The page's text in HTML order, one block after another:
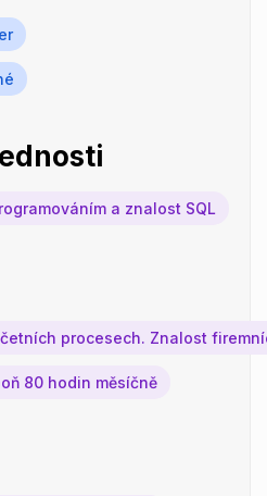
a znalost SQL
procesech. Znalost
80 hodin měsíčně